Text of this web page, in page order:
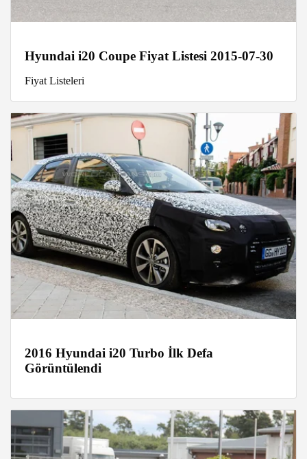
Hyundai i20 Coupe Fiyat Listesi 2015-07-30
Fiyat Listeleri
2016 Hyundai i20 Turbo İlk Defa
Görüntülendi